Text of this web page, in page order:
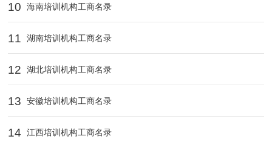
10 海南培训机构工商名录
11 湖南培训机构工商名录
12 湖北培训机构工商名录
13 安徽培训机构工商名录
14 江西培训机构工商名录